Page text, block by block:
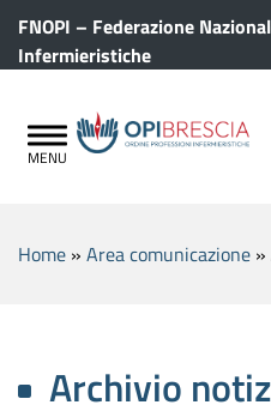
FNOPI – Federazione
Infermieristiche
Home » Area comunicazione »
Archivio